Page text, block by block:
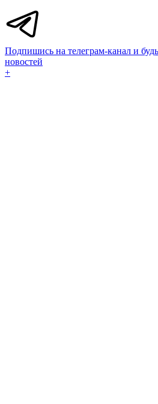
Подпишись на телеграм-канал и
новостей
+